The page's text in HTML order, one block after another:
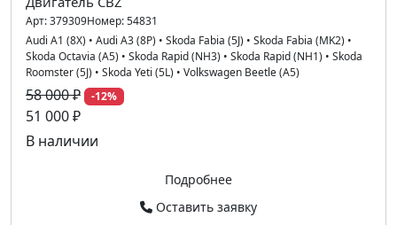
Арт:379309Номер:54831
Audi A1 (8X) • Audi A3 (8P) • Skoda Fabia (5J) • Skoda Fabia (MK2) •
Skoda Octavia (A5) • Skoda Rapid (NH3) • Skoda Rapid (NH1) • Skoda
Roomster (5J) • Skoda Yeti (5L) • Volkswagen Beetle (A5)
58 000 ₽ -12%
51 000 ₽
В наличии
Подробнее
Оставить заявку